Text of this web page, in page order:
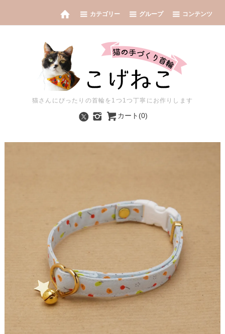
カテゴリー グループ コンテンツ
猫さんにぴったりの首輪を1つ1つ丁寧にお作りします
カート(0)